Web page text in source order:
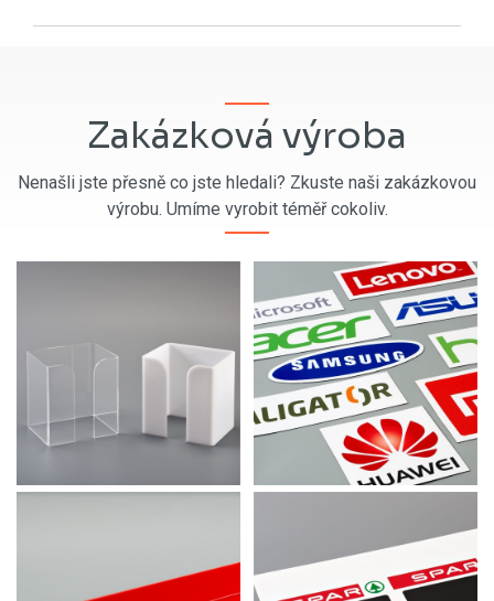
Zakázková výroba
Nenašli jste přesně co jste hledali? Zkuste naši zakázkovou
výrobu. Umíme vyrobit téměř cokoliv.